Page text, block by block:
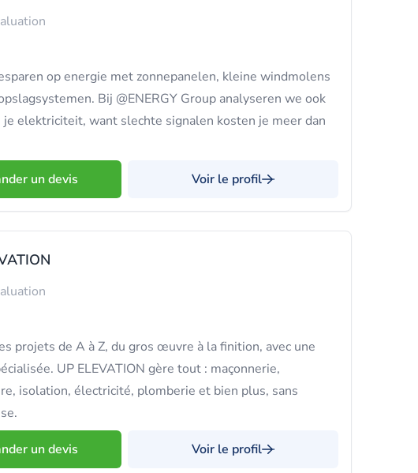
op energie met zonnepanelen, kleine windmolens
Bij @ENERGY Group analyseren we ook
elektriciteit, want slechte signalen kosten je meer dan
un devis Voir le profil
projets de A à Z, du gros œuvre à la finition, avec une
UP ELEVATION gère tout : maçonnerie,
isolation, électricité, plomberie et bien plus, sans
un devis Voir le profil